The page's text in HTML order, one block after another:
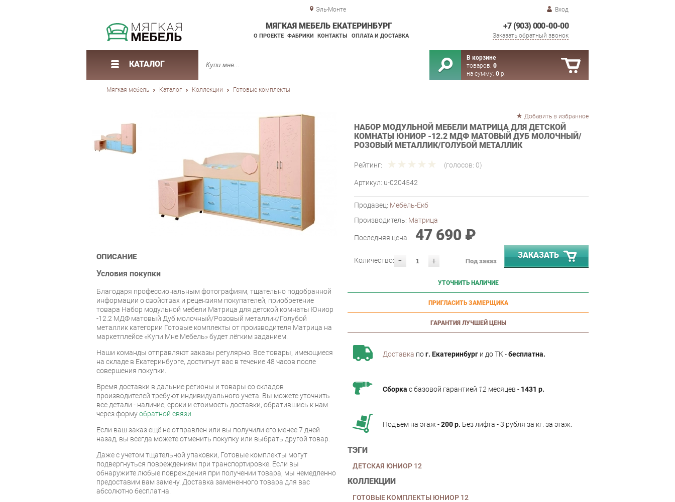
Эль-Монте Вход
+7 (903) 000-00-00
Заказать обратный звонок
МЯГКАЯ МЕБЕЛЬ ЕКАТЕРИНБУРГ
О ПРОЕКТЕ ФАБРИКИ КОНТАКТЫ ОПЛАТА И ДОСТАВКА
КАТАЛОГ
В корзине
товаров: 0
на сумму: 0 р.
Мягкая мебель Каталог Коллекции Готовые комплекты
Добавить в избранное
НАБОР МОДУЛЬНОЙ МЕБЕЛИ МАТРИЦА ДЛЯ ДЕТСКОЙ
КОМНАТЫ ЮНИОР -12.2 МДФ МАТОВЫЙ ДУБ МОЛОЧНЫЙ/
РОЗОВЫЙ МЕТАЛЛИК/ГОЛУБОЙ МЕТАЛЛИК
Рейтинг: (голосов: 0)
Артикул: u-0204542
Продавец: Мебель-Екб
Производитель: Матрица
Последняя цена: 47 690 ₽
- +
Количество: Под заказ
ЗАКАЗАТЬ
УТОЧНИТЬ НАЛИЧИЕ
ПРИГЛАСИТЬ ЗАМЕРЩИКА
ГАРАНТИЯ ЛУЧШЕЙ ЦЕНЫ
Доставка пог. Екатеринбург и до ТК -бесплатна.
Сборка с базовой гарантией 12 месяцев - 1431 р.
Подъём на этаж -200 р. Без лифта - 3 рубля за кг. за этаж.
ТЭГИ
ДЕТСКАЯ ЮНИОР 12
КОЛЛЕКЦИИ
ГОТОВЫЕ КОМПЛЕКТЫ ЮНИОР 12
ОПИСАНИЕ
Условия покупки
Благодаря профессиональным фотографиям, тщательно подобранной
информации о свойствах и рецензиям покупателей, приобретение
товара Набор модульной мебели Матрица для детской комнаты Юниор
-12.2 МДФ матовый Дуб молочный/Розовый металлик/Голубой
металлик категории Готовые комплекты от производителя Матрица на
маркетплейсе «Купи Мне Мебель» будет лёгким заданием.
Наши команды отправляют заказы регулярно. Все товары, имеющиеся
на складе в Екатеринбурге, достигнут вас в течение 48 часов после
совершения покупки.
Время доставки в дальние регионы и товары со складов
производителей требуют индивидуального учета. Вы можете уточнить
все детали - наличие, сроки и стоимость доставки, обратившись к нам
через формуобратной связи
Если ваш заказ ещё не отправлен или вы получили его менее 7 дней
назад, вы всегда можете отменить покупку или выбрать другой товар.
Даже с учетом тщательной упаковки, Готовые комплекты могут
подвергнуться повреждениям при транспортировке. Если вы
обнаружите любые повреждения при получении товара, мы немедленно
предоставим вам замену. Доставка замененного товара для вас
абсолютно бесплатна.